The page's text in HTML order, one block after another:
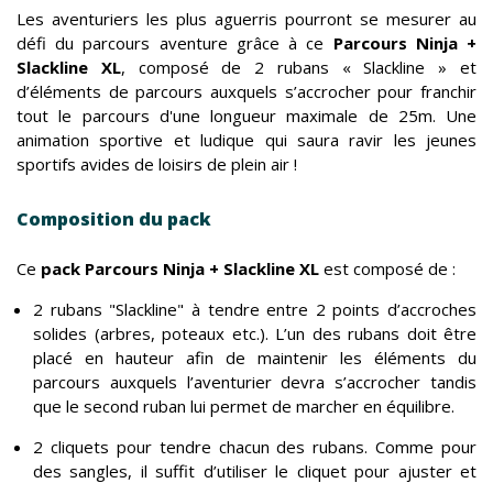
Les aventuriers les plus aguerris pourront se mesurer au
défi du parcours aventure grâce à ce Parcours Ninja +
Slackline XL, composé de 2 rubans « Slackline » et
d’éléments de parcours auxquels s’accrocher pour franchir
tout le parcours d'une longueur maximale de 25m. Une
animation sportive et ludique qui saura ravir les jeunes
sportifs avides de loisirs de plein air !
Composition du pack
Ce pack Parcours Ninja + Slackline XL est composé de :
2 rubans "Slackline" à tendre entre 2 points d’accroches
solides (arbres, poteaux etc.). L’un des rubans doit être
placé en hauteur afin de maintenir les éléments du
parcours auxquels l’aventurier devra s’accrocher tandis
que le second ruban lui permet de marcher en équilibre.
2 cliquets pour tendre chacun des rubans. Comme pour
des sangles, il suffit d’utiliser le cliquet pour ajuster et